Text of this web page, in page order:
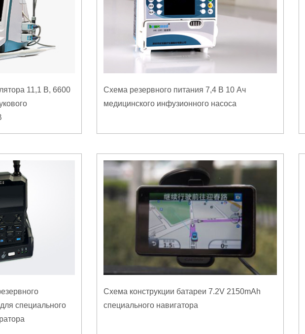
11,1 В, 6600
Схема резервного питания 7,4 В 10 Ач
медицинского инфузионного насоса
специального
Схема конструкции батареи 7.2V 2150mAh
специального навигатора